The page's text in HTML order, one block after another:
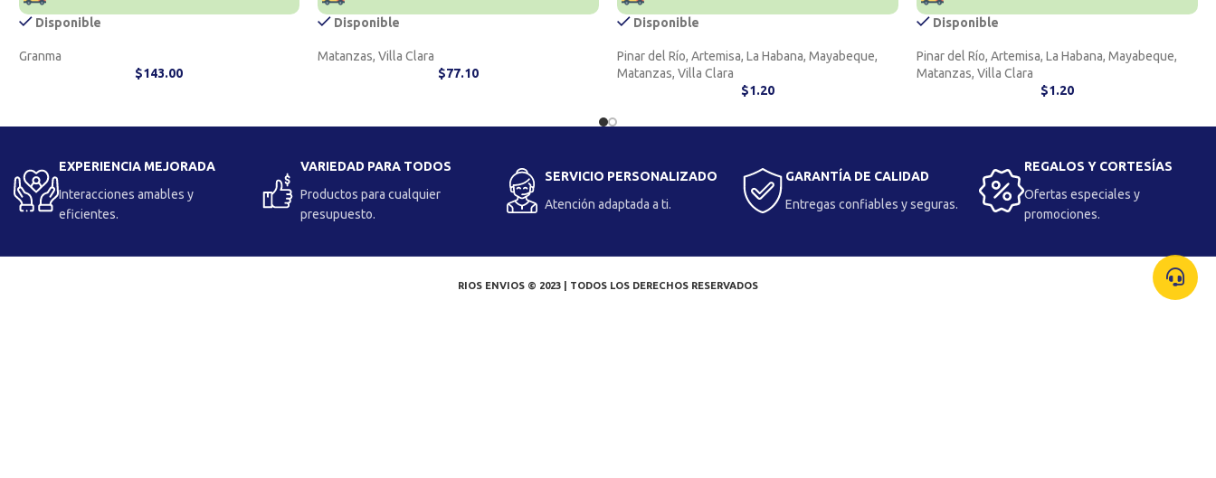
Disponible
Granma
$143.00
Disponible
Matanzas, Villa Clara
$77.10
Disponible
Pinar del Río, Artemisa, La Habana, Mayabeque,
Matanzas, Villa Clara
$1.20
Disponible
Pinar del Río, Artemisa, La Habana, Mayabeque,
Matanzas, Villa Clara
$1.20
EXPERIENCIA MEJORADA
Interacciones amables y
eficientes.
VARIEDAD PARA TODOS
Productos para cualquier
presupuesto.
SERVICIO PERSONALIZADO
Atención adaptada a ti.
GARANTÍA DE CALIDAD
Entregas confiables y seguras.
REGALOS Y CORTESÍAS
Ofertas especiales y
promociones.
RIOS ENVIOS © 2023 | TODOS LOS DERECHOS RESERVADOS